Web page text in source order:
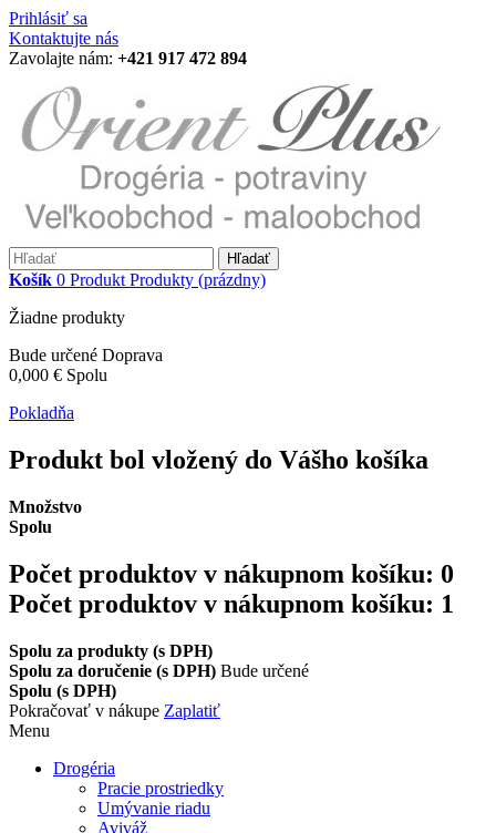
Prihlásiť sa
Kontaktujte nás
Zavolajte nám: +421 917 472 894
Hľadať
Košík 0 Produkt Produkty (prázdny)
Žiadne produkty
Bude určené Doprava
0,000 € Spolu
Pokladňa
Produkt bol vložený do Vášho košíka
Množstvo
Spolu
Počet produktov v nákupnom košíku: 0
Počet produktov v nákupnom košíku: 1
Spolu za produkty (s DPH)
Spolu za doručenie (s DPH) Bude určené
Spolu (s DPH)
Pokračovať v nákupe Zaplatiť
Menu
Drogéria
Pracie prostriedky
Umývanie riadu
Aviváž